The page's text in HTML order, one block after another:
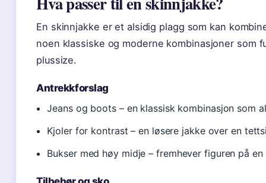
En skinnjakke er et alsidig plagg som kan
noen klassiske og moderne kombinasjoner som
plussize.
Antrekkforslag
Jeans og boots – en klassisk kombinasjon som
Kjoler for kontrast – en løsere jakke over en
Bukser med høy midje – fremhever figuren på